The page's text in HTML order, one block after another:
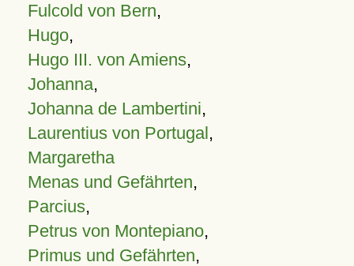
Fulcold von Bern,
Hugo,
Hugo III. von Amiens,
Johanna,
Johanna de Lambertini,
Laurentius von Portugal,
Margaretha
Menas und Gefährten,
Parcius,
Petrus von Montepiano,
Primus und Gefährten,